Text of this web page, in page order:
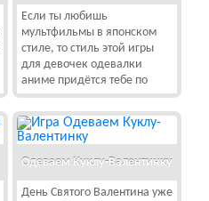
Если ты любишь
мультфильмы в японском
стиле, то стиль этой игры
для девочек одевалки
аниме придётся тебе по
Одеваем Куклу-Валентинку
День Святого Валентина уже